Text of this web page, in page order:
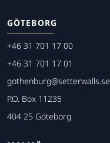
GÖTEBORG
+46 31 701 17 00
+46 31 701 17 01
gothenburg@setterwalls.se
P.O. Box 11235
404 25 Göteborg